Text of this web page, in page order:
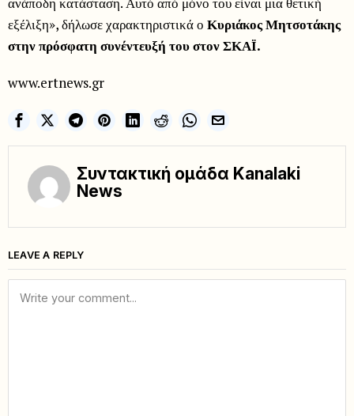
εξέλιξη», δήλωσε χαρακτηριστικά ο Κυριάκος Μητσοτάκης
στην πρόσφατη συνέντευξή του στον ΣΚΑΪ.
www.ertnews.gr
Συντακτική ομάδα Kanalaki
News
LEAVE A REPLY